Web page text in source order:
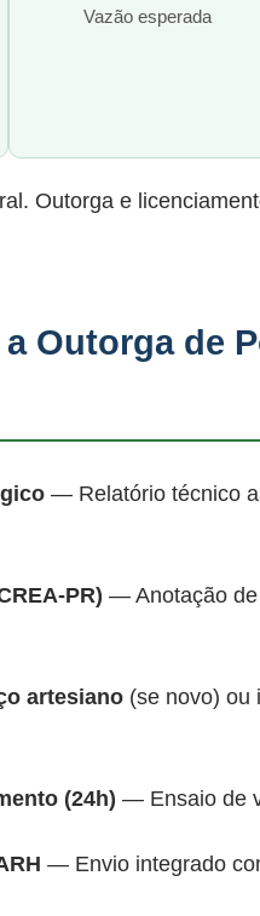
Vazão esperada
Outorga e
Outorga de
— Relatório técnico
PR) — Anotação de
artesiano (se novo) ou
(24h) — Ensaio de
— Envio integrado